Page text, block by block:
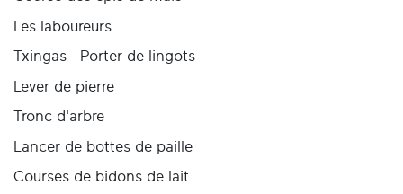
Les laboureurs
Txingas - Porter de lingots
Lever de pierre
Tronc d'arbre
Lancer de bottes de paille
Courses de bidons de lait